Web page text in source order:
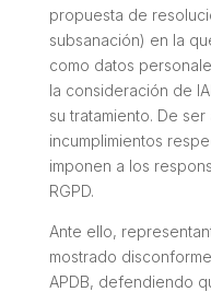
propuesta de
subsanación) en la
como datos
la consideración de
su tratamiento. De
incumplimientos
imponen a los
RGPD.
Ante ello,
mostrado
APDB, defendiendo